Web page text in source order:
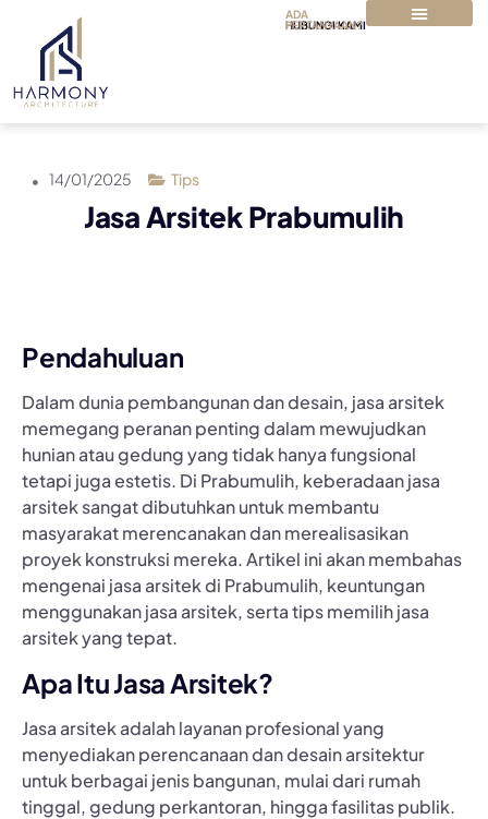
ADA
PERTANYAAN?
HUBUNGI KAMI
14/01/2025 Tips
Jasa Arsitek Prabumulih
Pendahuluan
Dalam dunia pembangunan dan desain, jasa arsitek
memegang peranan penting dalam mewujudkan
hunian atau gedung yang tidak hanya fungsional
tetapi juga estetis. Di Prabumulih, keberadaan jasa
arsitek sangat dibutuhkan untuk membantu
masyarakat merencanakan dan merealisasikan
proyek konstruksi mereka. Artikel ini akan membahas
mengenai jasa arsitek di Prabumulih, keuntungan
menggunakan jasa arsitek, serta tips memilih jasa
arsitek yang tepat.
Apa Itu Jasa Arsitek?
Jasa arsitek adalah layanan profesional yang
menyediakan perencanaan dan desain arsitektur
untuk berbagai jenis bangunan, mulai dari rumah
tinggal, gedung perkantoran, hingga fasilitas publik.